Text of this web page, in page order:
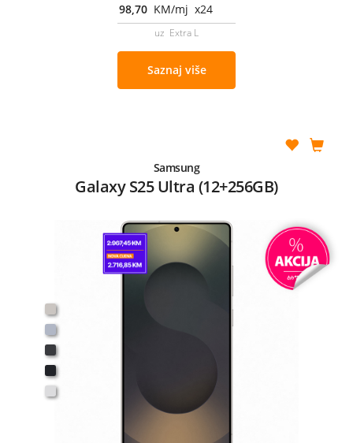
98,70 KM/mj x24
uz Extra L
Saznaj više
Samsung
Galaxy S25 Ultra (12+256GB)